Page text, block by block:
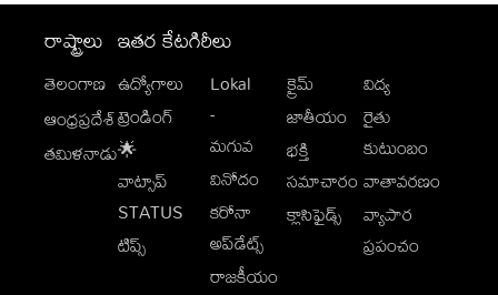
రాష్ట్రాలు
తెలంగాణ
ఆంధ్రప్రదేశ్
తమిళనాడు
ఇతర కేటగిరీలు
ఉద్యోగాలు
ట్రెండింగ్
🌟
వాట్సాప్
STATUS
టిప్స్
Lokal
-
మగువ
వినోదం
కరోనా
అప్‌డేట్స్
రాజకీయం
క్రైమ్
జాతీయం
భక్తి
సమాచారం
క్లాసిఫైడ్స్
విద్య
రైతు
కుటుంబం
వాతావరణం
వ్యాపార
ప్రపంచం